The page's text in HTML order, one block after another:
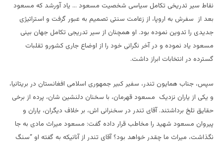
نقاط سیر تدریخی تکامل سیاسی شخصیت مسعود … یاد آورشد که مسعود
بعد از سفرش به اروپا، از زعامت سنتی تصمیم به عبور گرفت و استراتیژی
جدیدی را تدوین نموده بود. او همچنان از سیر تدریجی تکامل جهان بینی
مسعود یاد نموده و در آخر نگرانی خود را از اوضاع جاری کشورو تقلبات
گسترده در انتخابات ابراز داشت.
سپس، جناب همایون تندر، سفیر کبیر جمهوری اسلامی افغانستان در بریتانیا،
و یکی از یاران نزدیک مسعود قهرمان، با سخنان دلنشین شان، پرده از برخی
حقایق تلخ برداشتند. آقای تندر در سخنرانی اش، بر خلاف دیگران، یاران و
پیروان مسعود شهید را مخاطب قرار داده گفت: مسعود میراث مادی به جا
نگذاشت، میراث ما چقدر خواهد بود؟ آقای تندر از آنانیکه به گفته او “سنگ